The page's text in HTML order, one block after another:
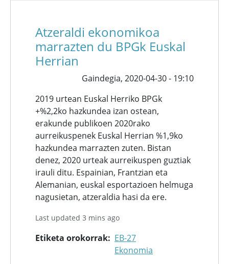
Atzeraldi ekonomikoa
marrazten du BPGk Euskal
Herrian
Gaindegia, 2020-04-30 - 19:10
2019 urtean Euskal Herriko BPGk
+%2,2ko hazkundea izan ostean,
erakunde publikoen 2020rako
aurreikuspenek Euskal Herrian %1,9ko
hazkundea marrazten zuten. Bistan
denez, 2020 urteak aurreikuspen guztiak
irauli ditu. Espainian, Frantzian eta
Alemanian, euskal esportazioen helmuga
nagusietan, atzeraldia hasi da ere.
Last updated 3 mins ago
Etiketa orokorrak
EB-27
Ekonomia